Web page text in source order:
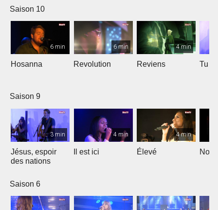
Saison 10
6 min
Hosanna
6 min
Revolution
4 min
Reviens Tu
Saison 9
3 min
Jésus, espoir
des nations
4 min
Il est ici
4 min
Élevé
Saison 6